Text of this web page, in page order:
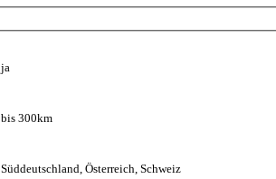
ja
bis 300km
Süddeutschland, Österreich, Schweiz